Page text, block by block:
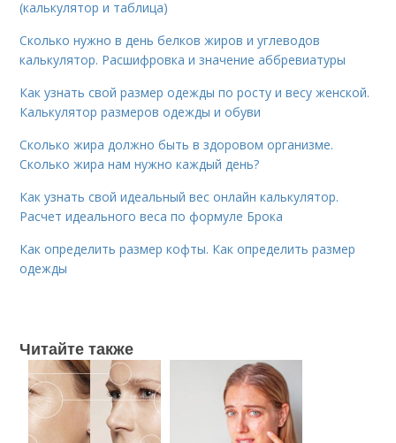
(калькулятор и таблица)
Сколько нужно в день белков жиров и углеводов
калькулятор. Расшифровка и значение аббревиатуры
Как узнать свой размер одежды по росту и весу женской.
Калькулятор размеров одежды и обуви
Сколько жира должно быть в здоровом организме.
Сколько жира нам нужно каждый день?
Как узнать свой идеальный вес онлайн калькулятор.
Расчет идеального веса по формуле Брока
Как определить размер кофты. Как определить размер
одежды
Читайте также